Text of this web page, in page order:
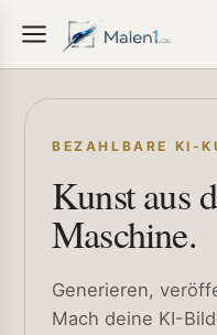
BEZAHLBARE KI-
Kunst aus
Maschine.
Generieren,
Mach deine KI-